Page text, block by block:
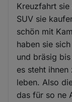
Kreuzfahrt
SUV sie
schön mit
haben sie
und bräsig
es steht
leben. Also
das für so ne